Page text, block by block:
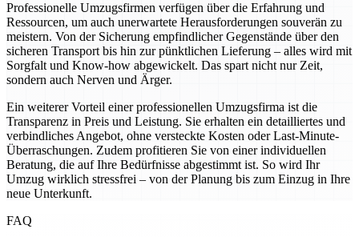
Professionelle Umzugsfirmen verfügen über die Erfahrung und
Ressourcen, um auch unerwartete Herausforderungen souverän zu
meistern. Von der Sicherung empfindlicher Gegenstände über den
sicheren Transport bis hin zur pünktlichen Lieferung – alles wird mit
Sorgfalt und Know-how abgewickelt. Das spart nicht nur Zeit,
sondern auch Nerven und Ärger.
Ein weiterer Vorteil einer professionellen Umzugsfirma ist die
Transparenz in Preis und Leistung. Sie erhalten ein detailliertes und
verbindliches Angebot, ohne versteckte Kosten oder Last-Minute-
Überraschungen. Zudem profitieren Sie von einer individuellen
Beratung, die auf Ihre Bedürfnisse abgestimmt ist. So wird Ihr
Umzug wirklich stressfrei – von der Planung bis zum Einzug in Ihre
neue Unterkunft.
FAQ